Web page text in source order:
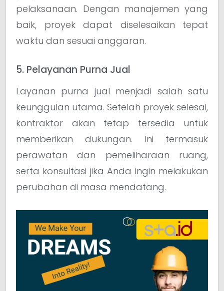
pelaksanaan. Dengan manajemen yang
baik, proyek dapat diselesaikan tepat
waktu dan sesuai anggaran.
5. Pelayanan Purna Jual
Layanan purna jual menjadi salah satu
keunggulan utama. Setelah proyek selesai,
kontraktor akan tetap tersedia untuk
memberikan dukungan. Ini termasuk
perawatan dan pemeliharaan ruang,
serta konsultasi jika Anda ingin melakukan
perubahan di masa mendatang.